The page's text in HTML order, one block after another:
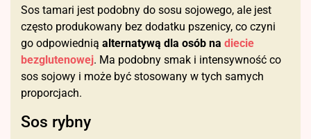
Sos tamari jest podobny do sosu sojowego, ale jest
często produkowany bez dodatku pszenicy, co czyni
go odpowiednią alternatywą dla osób na diecie
bezglutenowej. Ma podobny smak i intensywność co
sos sojowy i może być stosowany w tych samych
proporcjach.
Sos rybny